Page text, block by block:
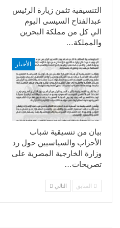
التنسيقية تثمن زيارة الرئيس
عبدالفتاح السيسى اليوم
الي كل من مملكة البحرين
والمملكة…
الأخبار
بيان من تنسيقية شباب
الأحزاب والسياسيين حول رد
وزارة الخارجية المصرية على
تصريحات…
السابق التالي